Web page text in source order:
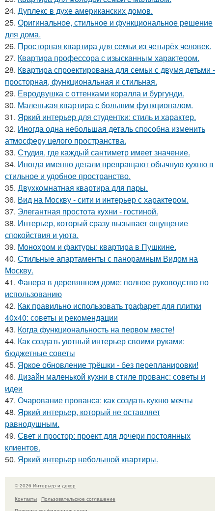
24. Дуплекс в духе американских домов.
25. Оригинальное, стильное и функциональное решение
для дома.
26. Просторная квартира для семьи из четырёх человек.
27. Квартира профессора с изысканным характером.
28. Квартира спроектирована для семьи с двумя детьми -
просторная, функциональная и стильная.
29. Евродвушка с оттенками коралла и бургунди.
30. Маленькая квартира с большим функционалом.
31. Яркий интерьер для студентки: стиль и характер.
32. Иногда одна небольшая деталь способна изменить
атмосферу целого пространства.
33. Студия, где каждый сантиметр имеет значение.
34. Иногда именно детали превращают обычную кухню в
стильное и удобное пространство.
35. Двухкомнатная квартира для пары.
36. Вид на Москву - сити и интерьер с характером.
37. Элегантная простота кухни - гостиной.
38. Интерьер, который сразу вызывает ощущение
спокойствия и уюта.
39. Монохром и фактуры: квартира в Пушкине.
40. Стильные апартаменты с панорамным Видом на
Москву.
41. Фанера в деревянном доме: полное руководство по
использованию
42. Как правильно использовать трафарет для плитки
40x40: советы и рекомендации
43. Когда функциональность на первом месте!
44. Как создать уютный интерьер своими руками:
бюджетные советы
45. Яркое обновление трёшки - без перепланировки!
46. Дизайн маленькой кухни в стиле прованс: советы и
идеи
47. Очарование прованса: как создать кухню мечты
48. Яркий интерьер, который не оставляет
равнодушным.
49. Свет и простор: проект для дочери постоянных
клиентов.
50. Яркий интерьер небольшой квартиры.
© 2026 Интерьер и декор
Контакты
Пользовательское соглашение